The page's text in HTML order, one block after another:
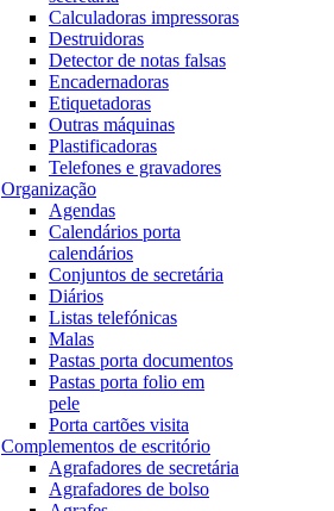
Calculadoras impressoras
Destruidoras
Detector de notas falsas
Encadernadoras
Etiquetadoras
Outras máquinas
Plastificadoras
Telefones e gravadores
Organização
Agendas
Calendários porta
calendários
Conjuntos de secretária
Diários
Listas telefónicas
Malas
Pastas porta documentos
Pastas porta folio em
pele
Porta cartões visita
Complementos de escritório
Agrafadores de secretária
Agrafadores de bolso